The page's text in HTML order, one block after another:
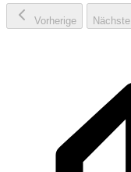
Vorherige Nächste